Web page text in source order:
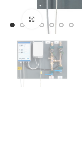
Клацніть,